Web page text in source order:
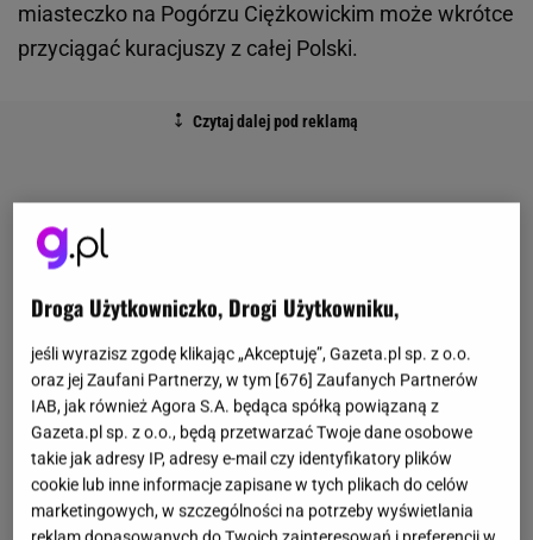
miasteczko na Pogórzu Ciężkowickim może wkrótce
przyciągać kuracjuszy z całej Polski.
Droga Użytkowniczko, Drogi Użytkowniku,
jeśli wyrazisz zgodę klikając „Akceptuję”, Gazeta.pl sp. z o.o.
oraz jej Zaufani Partnerzy, w tym [676] Zaufanych Partnerów
IAB, jak również Agora S.A. będąca spółką powiązaną z
Gazeta.pl sp. z o.o., będą przetwarzać Twoje dane osobowe
takie jak adresy IP, adresy e-mail czy identyfikatory plików
cookie lub inne informacje zapisane w tych plikach do celów
marketingowych, w szczególności na potrzeby wyświetlania